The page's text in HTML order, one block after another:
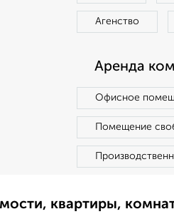
Агенство
Аренда
Офисное
Помещение
квартиры,